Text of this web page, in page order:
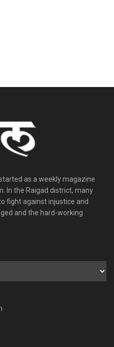
as a weekly magazine
In the Raigad district, many
fight against injustice and
and the hard-working